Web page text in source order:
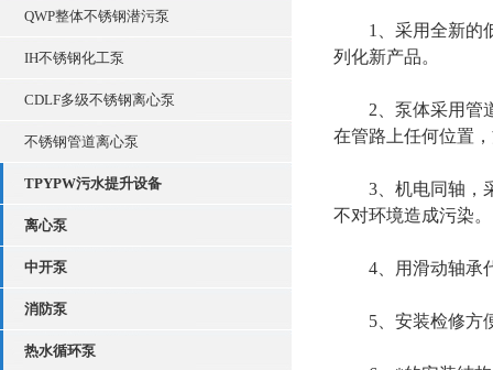
QWP整体不锈钢潜污泵
IH不锈钢化工泵
CDLF多级不锈钢离心泵
不锈钢管道离心泵
TPYPW污水提升设备
离心泵
中开泵
消防泵
热水循环泵
1、采用全新的低
列化新产品。
2、泵体采用管道
在管路上任何位置
3、机电同轴，采
不对环境造成污染。
4、用滑动轴承代
5、安装检修方便